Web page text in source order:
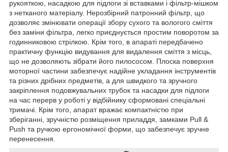
рукояткою, насадкою для підлоги зі вставками і фільтр-мішком
з нетканого матеріалу. Нерозбірний патронний фільтр, що
дозволяє змінювати операції збору сухого та вологого сміття
без заміни фільтра, легко приєднується простим поворотом за
годинниковою стрілкою. Крім того, в апараті передбачено
практичну функцію видування для видалення сміття з місць,
що не дозволяють зібрати його пилососом. Плоска поверхня
моторної частини забезпечує надійне укладання інструментів
та різних дрібних предметів, а для швидкого та зручного
закріплення подовжувальних трубок та насадки для підлоги
на час перерв у роботі у відбійнику сформовані спеціальні
тримачі. Крім того, апарат вражає компактністю при
зберіганні, зручністю розміщення приладдя, замками Pull &
Push та ручкою ергономічної форми, що забезпечує зручне
перенесення.